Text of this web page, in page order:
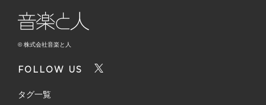
© 株式会社音楽と人
FOLLOW US
タグ一覧